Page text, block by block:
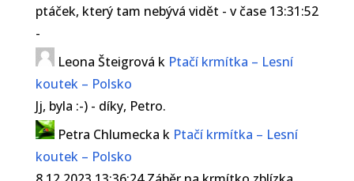
ptáček, který tam nebývá vidět - v čase 13:31:52
-
Leona Šteigrová k Ptačí krmítka – Lesní
koutek – Polsko
Jj, byla :-) - díky, Petro.
Petra Chlumecka k Ptačí krmítka – Lesní
koutek – Polsko